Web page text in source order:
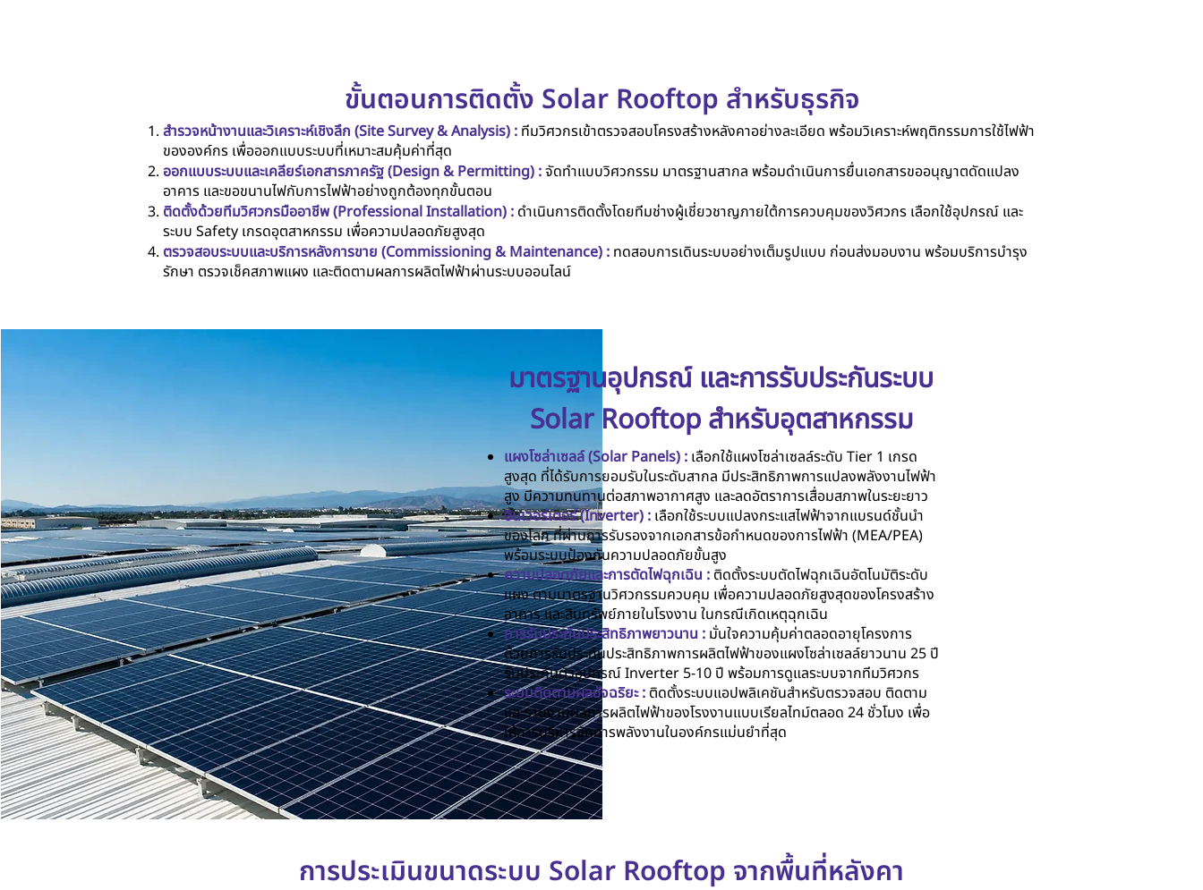
ขั้นตอนการติดตั้ง Solar Rooftop สำหรับธุรกิจ
สำรวจหน้างานและวิเคราะห์เชิงลึก (Site Survey & Analysis) : ทีมวิศวกรเข้าตรวจสอบโครงสร้างหลังคาอย่างละเอียด พร้อมวิเคราะห์พฤติกรรมการใช้ไฟฟ้า
ขององค์กร เพื่อออกแบบระบบที่เหมาะสมคุ้มค่าที่สุด
ออกแบบระบบและเคลียร์เอกสารภาครัฐ (Design & Permitting) :จัดทำแบบวิศวกรรม มาตรฐานสากล พร้อมดำเนินการยื่นเอกสารขออนุญาตดัดแปลง
อาคาร และขอขนานไฟกับการไฟฟ้าอย่างถูกต้องทุกขั้นตอน
ติดตั้งด้วยทีมวิศวกรมืออาชีพ (Professional Installation) : ดำเนินการติดตั้งโดยทีมช่างผู้เชี่ยวชาญภายใต้การควบคุมของวิศวกร เลือกใช้อุปกรณ์ และ
ระบบ Safety เกรดอุตสาหกรรม เพื่อความปลอดภัยสูงสุด
ตรวจสอบระบบและบริการหลังการขาย (Commissioning & Maintenance) : ทดสอบการเดินระบบอย่างเต็มรูปแบบ ก่อนส่งมอบงาน พร้อมบริการบำรุง
รักษา ตรวจเช็คสภาพแผง และติดตามผลการผลิตไฟฟ้าผ่านระบบออนไลน์
มาตรฐานอุปกรณ์ และการรับประกันระบบ
Solar Rooftop สำหรับอุตสาหกรรม
แผงโซล่าเซลล์ (Solar Panels) :เลือกใช้แผงโซล่าเซลล์ระดับ Tier 1 เกรด
สูงสุด ที่ได้รับการยอมรับในระดับสากล มีประสิทธิภาพการแปลงพลังงานไฟฟ้า
สูง มีความทนทานต่อสภาพอากาศสูง และลดอัตราการเสื่อมสภาพในระยะยาว
อินเวอร์เตอร์ (Inverter) :เลือกใช้ระบบแปลงกระแสไฟฟ้าจากแบรนด์ชั้นนำ
ของโลก ที่ผ่านการรับรองจากเอกสารข้อกำหนดของการไฟฟ้า (MEA/PEA)
พร้อมระบบป้องกันความปลอดภัยขั้นสูง
ความปลอดภัยและการตัดไฟฉุกเฉิน :ติดตั้งระบบตัดไฟฉุกเฉินอัตโนมัติระดับ
แผง ตามมาตรฐานวิศวกรรมควบคุม เพื่อความปลอดภัยสูงสุดของโครงสร้าง
อาคาร และสินทรัพย์ภายในโรงงาน ในกรณีเกิดเหตุฉุกเฉิน
การรับประกันประสิทธิภาพยาวนาน :มั่นใจความคุ้มค่าตลอดอายุโครงการ
ด้วยการรับประกันประสิทธิภาพการผลิตไฟฟ้าของแผงโซล่าเซลล์ยาวนาน 25 ปี
รับประกันตัวอุปกรณ์ Inverter 5-10 ปี พร้อมการดูแลระบบจากทีมวิศวกร
ระบบติดตามผลอัจฉริยะ : ติดตั้งระบบแอปพลิเคชันสำหรับตรวจสอบ ติดตาม
และรายงานผลการผลิตไฟฟ้าของโรงงานแบบเรียลไทม์ตลอด 24 ชั่วโมง เพื่อ
ให้การบริหารจัดการพลังงานในองค์กรแม่นยำที่สุด
การประเมินขนาดระบบ Solar Rooftop จากพื้นที่หลังคา